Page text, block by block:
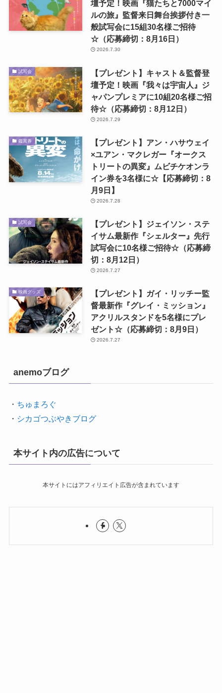
壇予定！映画『猫たちと7000マイ
ルの旅』監督来日舞台挨拶付き一
般試写会に15組30名様ご招待
☆（応募締切：8月16日）
2026.7.30
試写会
【プレゼント】キャスト＆監督登
壇予定！映画『我々は宇宙人』ジ
ャパンプレミアに10組20名様ご招
待☆（応募締切：8月12日）
2026.7.29
鑑賞券
【プレゼント】アン・ハサウェイ
×ユアン・マクレガー『オークス
トリートの異変』ムビチケオンラ
イン券を3名様に☆【応募締切：8
月9日】
2026.7.28
試写会
【プレゼント】ジェイソン・ステ
イサム最新作『シェルター』先行
試写会に10名様ご招待☆（応募締
切：8月12日）
2026.7.27
映画グッズ
【プレゼント】ガイ・リッチー監
督最新作『グレイ・ミッション』
アクリルスタンドを5名様にプレ
ゼント☆（応募締切：8月9日）
2026.7.27
anemoブログ
・ ちゅまろぐ
・ シカゴつぶやきブログ
本サイト内の広告について
本サイトにはアフィリエイト広告が含まれています